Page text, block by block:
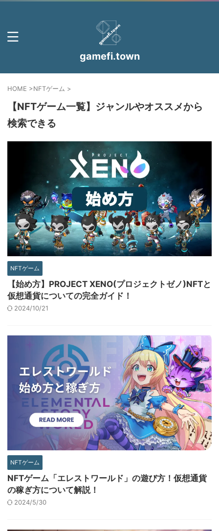
gamefi.town
HOME >NFTゲーム >
【NFTゲーム一覧】ジャンルやオススメから
検索できる
NFTゲーム
【始め方】PROJECT XENO(プロジェクトゼノ)NFTと
仮想通貨についての完全ガイド！
2024/10/21
NFTゲーム
NFTゲーム「エレストワールド」の遊び方！仮想通貨
の稼ぎ方について解説！
2024/5/30